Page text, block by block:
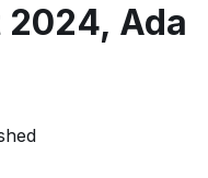
2024, Ada